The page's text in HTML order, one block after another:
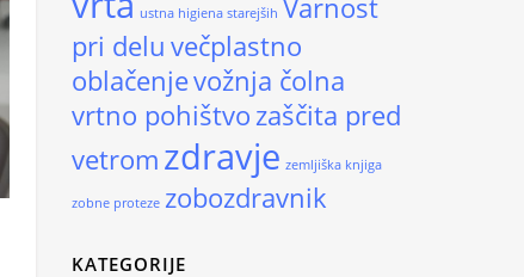
ustna higiena starejših Varnost
pri delu večplastno
oblačenjevožnja čolna
vrtno pohištvo zaščita pred
vetrom zdravje zemljiška knjiga
zobne proteze zobozdravnik
KATEGORIJE